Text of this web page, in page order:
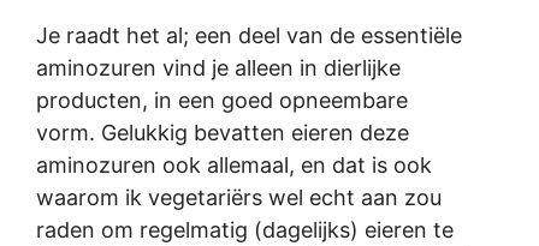
Je raadt het al; een deel van de essentiële
aminozuren vind je alleen in dierlijke
producten, in een goed opneembare
vorm. Gelukkig bevatten eieren deze
aminozuren ook allemaal, en dat is ook
waarom ik vegetariërs wel echt aan zou
raden om regelmatig (dagelijks) eieren te